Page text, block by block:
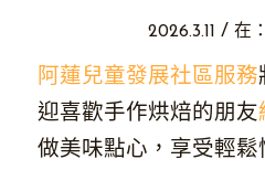
2026.3.11 / 在
阿蓮兒童發展社區服務
迎喜歡手作烘焙的朋友
做美味點心，享受輕鬆